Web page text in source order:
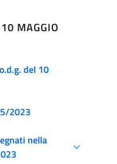
MAGGIO
del 10
2023
nella